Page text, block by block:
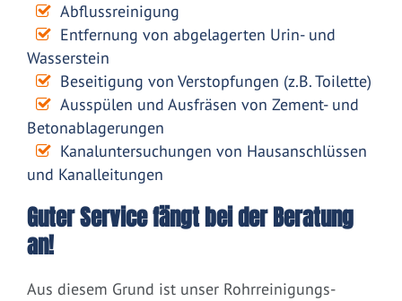
Abflussreinigung
Entfernung von abgelagerten Urin- und
Wasserstein
Beseitigung von Verstopfungen (z.B. Toilette)
Ausspülen und Ausfräsen von Zement- und
Betonablagerungen
Kanaluntersuchungen von Hausanschlüssen
und Kanalleitungen
Guter Service fängt bei der Beratung
an!
Aus diesem Grund ist unser Rohrreinigungs-